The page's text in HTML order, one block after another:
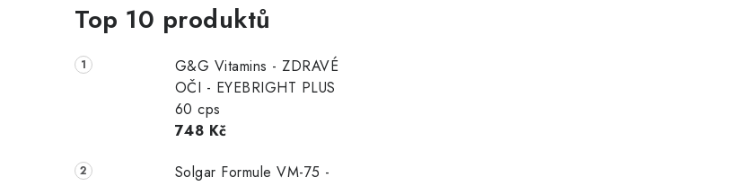
o
s
a
Top 10 produktů
G&G Vitamins - ZDRAVÉ
OČI - EYEBRIGHT PLUS
60 cps
748 Kč
Solgar Formule VM-75 -